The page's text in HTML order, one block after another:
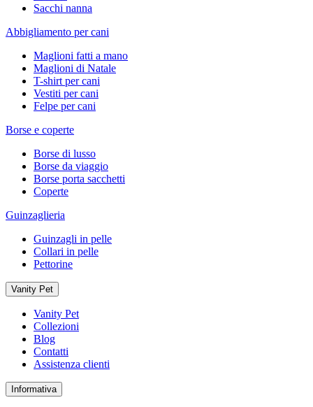
Sacchi nanna
Abbigliamento per cani
Maglioni fatti a mano
Maglioni di Natale
T-shirt per cani
Vestiti per cani
Felpe per cani
Borse e coperte
Borse di lusso
Borse da viaggio
Borse porta sacchetti
Coperte
Guinzaglieria
Guinzagli in pelle
Collari in pelle
Pettorine
Vanity Pet
Vanity Pet
Collezioni
Blog
Contatti
Assistenza clienti
Informativa